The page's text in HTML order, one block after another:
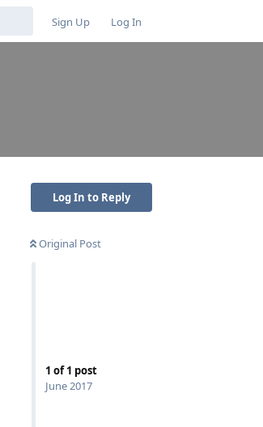
Sign Up Log In
Log In to Reply
Original Post
1 of1 post
June 2017